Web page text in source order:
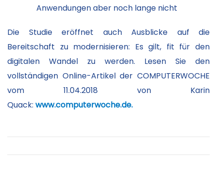
Anwendungen aber noch lange nicht
Die Studie eröffnet auch Ausblicke auf die
Bereitschaft zu modernisieren: Es gilt, fit für den
digitalen Wandel zu werden. Lesen Sie den
vollständigen Online-Artikel der COMPUTERWOCHE
vom 11.04.2018 von Karin
Quack: www.computerwoche.de.